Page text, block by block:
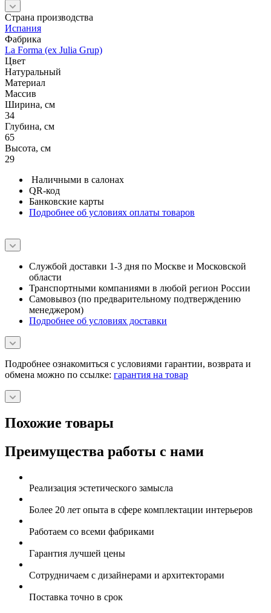
Страна производства
Испания
Фабрика
La Forma (ex Julia Grup)
Цвет
Натуральный
Материал
Массив
Ширина, см
34
Глубина, см
65
Высота, см
29
Наличными в салонах
QR-код
Банковские карты
Подробнее об условиях оплаты товаров
Службой доставки 1-3 дня по Москве и Московской
области
Транспортными компаниями в любой регион России
Самовывоз (по предварительному подтверждению
менеджером)
Подробнее об условиях доставки
Подробнее ознакомиться с условиями гарантии, возврата и
обмена можно по ссылке: гарантия на товар
Похожие товары
Преимущества работы с нами
Реализация эстетического замысла
Более 20 лет опыта в сфере комплектации интерьеров
Работаем со всеми фабриками
Гарантия лучшей цены
Сотрудничаем с дизайнерами и архитекторами
Поставка точно в срок